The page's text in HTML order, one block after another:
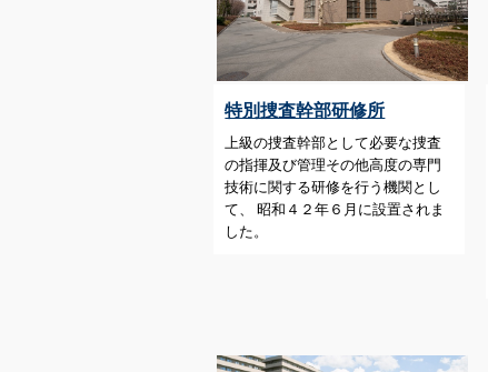
特別捜査幹部研修所
上級の捜査幹部として必要な捜査
の指揮及び管理その他高度の専門
技術に関する研修を行う機関とし
て、 昭和４２年６月に設置されま
した。